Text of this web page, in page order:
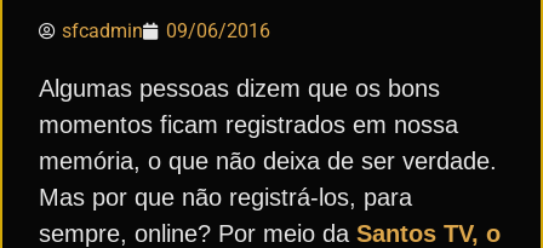
sfcadmin 09/06/2016
Algumas pessoas dizem que os bons
momentos ficam registrados em nossa
memória, o que não deixa de ser verdade.
Mas por que não registrá-los, para
sempre, online? Por meio da Santos TV, o